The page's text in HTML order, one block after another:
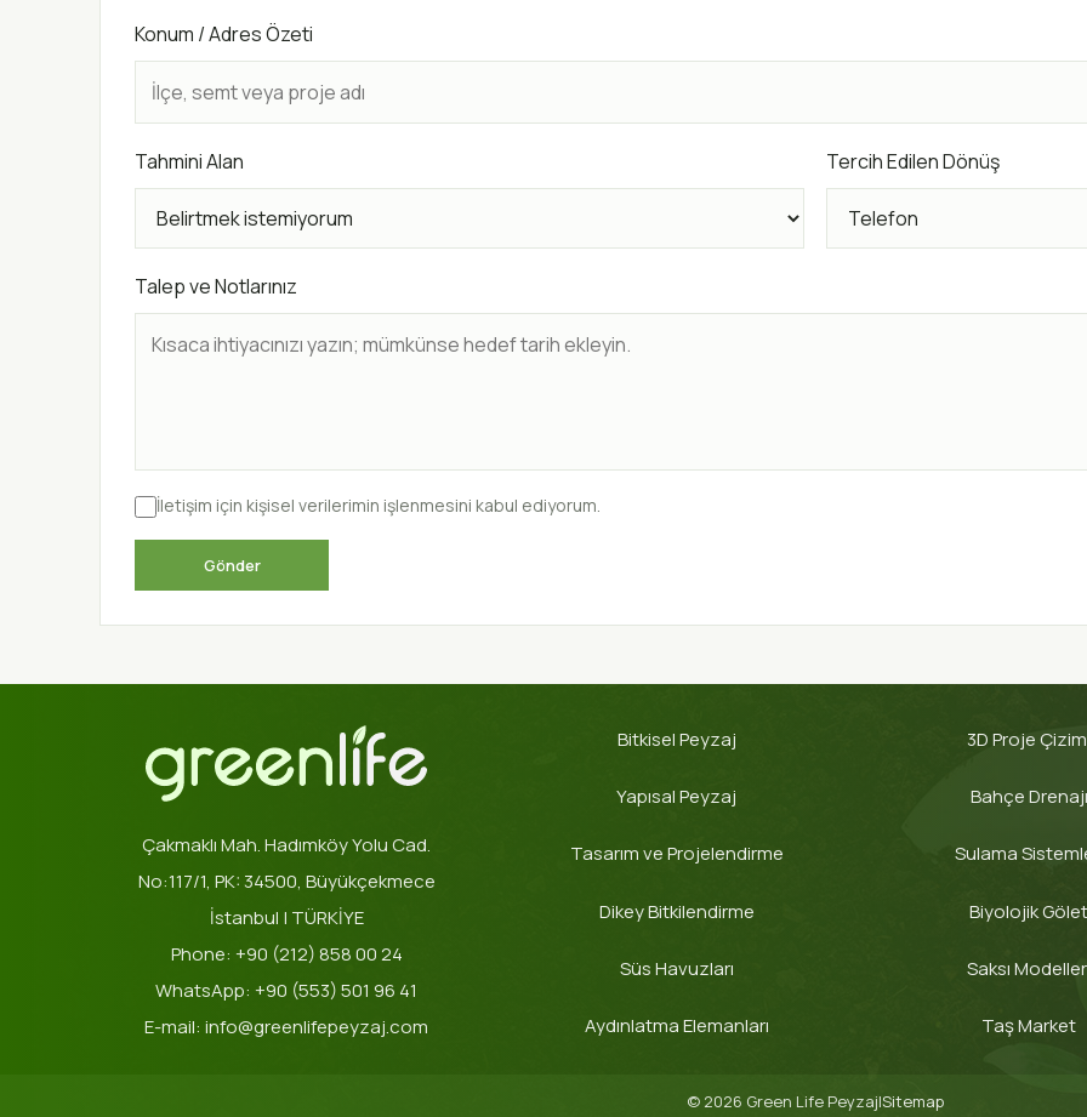
Konum / Adres Özeti
Tahmini Alan Tercih Edilen Dönüş
Talep ve Notlarınız
İletişim için kişisel verilerimin işlenmesini kabul ediyorum.
Gönder
Çakmaklı Mah. Hadımköy Yolu Cad.
No:117/1, PK: 34500, Büyükçekmece
İstanbul | TÜRKİYE
Phone: +90 (212) 858 00 24
WhatsApp: +90 (553) 501 96 41
E-mail: info@greenlifepeyzaj.com
Bitkisel Peyzaj
Yapısal Peyzaj
Tasarım ve Projelendirme
Dikey Bitkilendirme
Süs Havuzları
Aydınlatma Elemanları
3D Proje
Bahçe Drenajı
Sulama
Biyolojik Gölet
Saksı
Taş Market
© 2026 Green Life Peyzaj|Sitemap